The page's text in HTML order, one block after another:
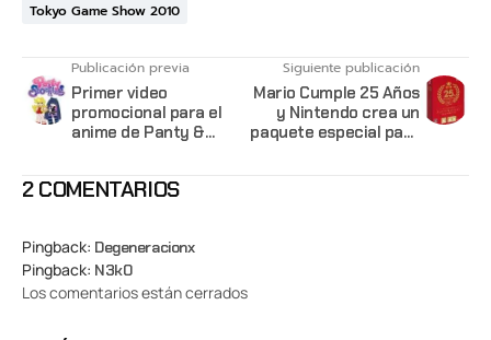
Tokyo Game Show 2010
Publicación previa
Primer video
promocional para el
anime de Panty &
Siguiente publicación
Mario Cumple 25 Años
y Nintendo crea un
paquete especial para
2 COMENTARIOS
Pingback: Degeneracionx
Pingback: N3k0
Los comentarios están cerrados